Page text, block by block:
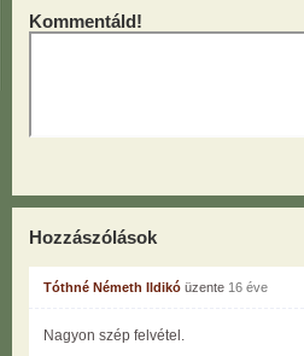
Kommentáld!
Hozzászólások
Tóthné Németh Ildikó üzente 16 éve
Nagyon szép felvétel.